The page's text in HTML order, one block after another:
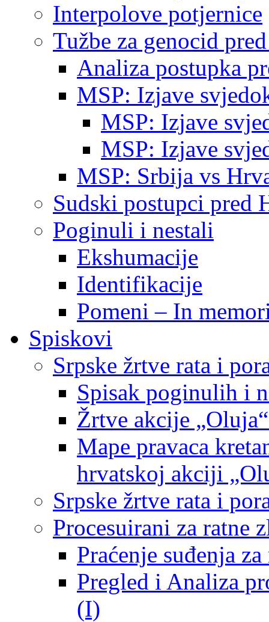
Interpolove potjernice
Tužbe za genocid
Analiza postupka
MSP: Izjave
MSP: Izjave
MSP: Izjave
MSP: Srbija vs
Sudski postupci pred
Poginuli i nestali
Ekshumacije
Identifikacije
Pomeni – In
Spiskovi
Srpske žrtve rata i
Spisak poginulih i
Žrtve akcije
Mape pravaca
hrvatskoj akciji
Srpske žrtve rata i
Procesuirani za ratne
Praćenje suđenja
Pregled i Analiza
(I)